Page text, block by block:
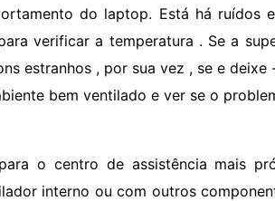
do laptop. Está há ruídos
verificar a temperatura . Se a
estranhos , por sua vez , se e
bem ventilado e ver se o
o centro de assistência mais
interno ou com outros